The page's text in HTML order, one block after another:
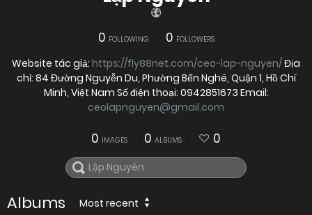
0 FOLLOWING 0 FOLLOWERS
Website tác giả: https://fly88net.com/ceo-lap-nguyen/Địa
chỉ: 84 Đường Nguyễn Du, Phường Bến Nghé, Quận 1, Hồ Chí
Minh, Việt Nam Số điện thoại: 0942851673 Email:
ceolapnguyen@gmail.com
0 IMAGES 0 ALBUMS 0
Albums Most recent